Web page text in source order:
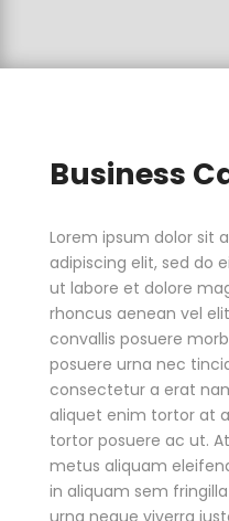
Business
Lorem ipsum dolor sit
adipiscing elit, sed do
ut labore et dolore
rhoncus aenean vel
convallis posuere
posuere urna nec
consectetur a erat
aliquet enim tortor at
tortor posuere ac ut.
metus aliquam
in aliquam sem
urna neque viverra